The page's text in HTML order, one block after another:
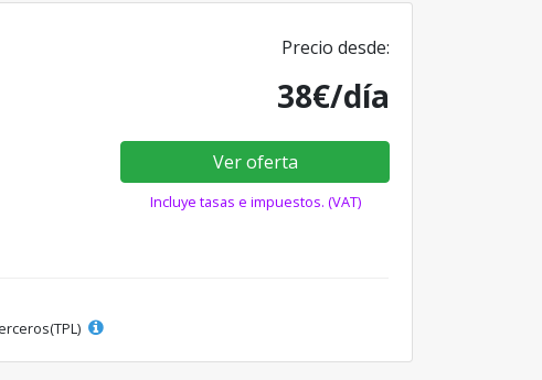
Precio desde:
38€/día
Ver oferta
Incluye tasas e impuestos. (VAT)